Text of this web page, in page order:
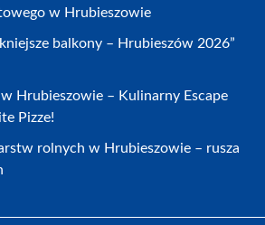
w Hrubieszowie
balkony – Hrubieszów 2026”
Hrubieszowie – Kulinarny Escape
Pizze!
rolnych w Hrubieszowie – rusza